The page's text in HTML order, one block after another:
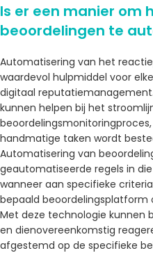
Is er een manier om
beoordelingen te
Automatisering van het
waardevol hulpmiddel voor
digitaal
kunnen helpen bij het
handmatige taken wordt
Automatisering van
geautomatiseerde regels in
wanneer aan specifieke
bepaald
Met deze technologie kunnen
en dienovereenkomstig
afgestemd op de specifieke